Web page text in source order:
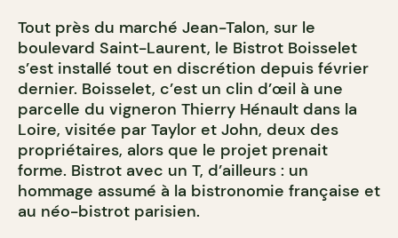
Tout près du marché Jean-Talon, sur le
boulevard Saint-Laurent, le Bistrot Boisselet
s’est installé tout en discrétion depuis février
dernier. Boisselet, c’est un clin d’œil à une
parcelle du vigneron Thierry Hénault dans la
Loire, visitée par Taylor et John, deux des
propriétaires, alors que le projet prenait
forme. Bistrot avec un T, d’ailleurs : un
hommage assumé à la bistronomie française et
au néo-bistrot parisien.